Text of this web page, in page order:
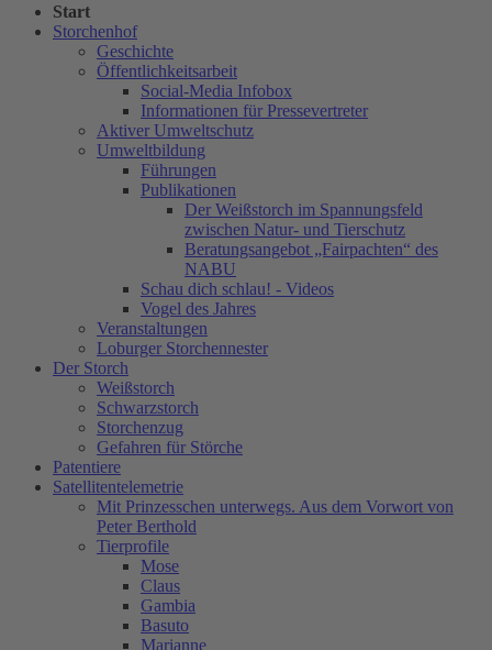
Start
Storchenhof
Geschichte
Öffentlichkeitsarbeit
Social-Media Infobox
Informationen für Pressevertreter
Aktiver Umweltschutz
Umweltbildung
Führungen
Publikationen
Der Weißstorch im Spannungsfeld
zwischen Natur- und Tierschutz
Beratungsangebot „Fairpachten“ des
NABU
Schau dich schlau! - Videos
Vogel des Jahres
Veranstaltungen
Loburger Storchennester
Der Storch
Weißstorch
Schwarzstorch
Storchenzug
Gefahren für Störche
Patentiere
Satellitentelemetrie
Mit Prinzesschen unterwegs. Aus dem Vorwort von
Peter Berthold
Tierprofile
Mose
Claus
Gambia
Basuto
Marianne